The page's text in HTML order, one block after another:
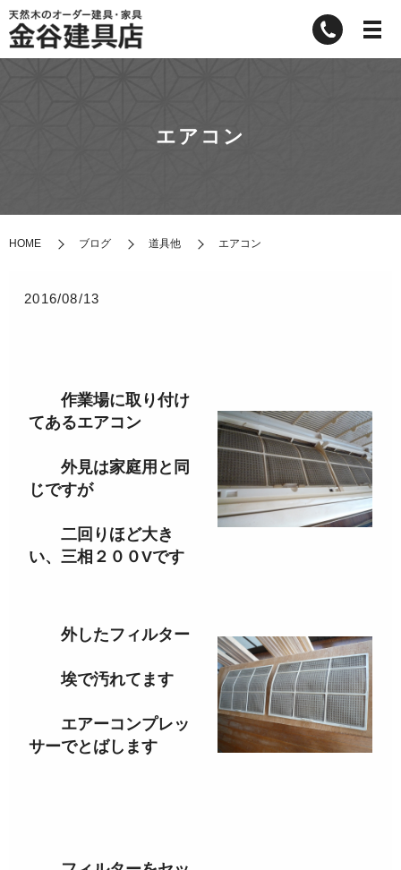
エアコン
HOME ブログ 道具他 エアコン
2016/08/13
作業場に取り付け
てあるエアコン
外見は家庭用と同
じですが
二回りほど大き
い、三相２００Vです
外したフィルター
埃で汚れてます
エアーコンプレッ
サーでとばします